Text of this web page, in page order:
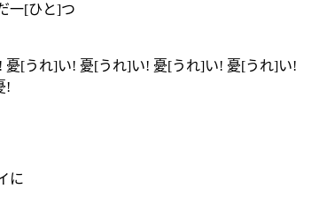
一[ひと]つ
憂[うれ]い! 憂[うれ]い! 憂[うれ]い! 憂[うれ]い!
!
に